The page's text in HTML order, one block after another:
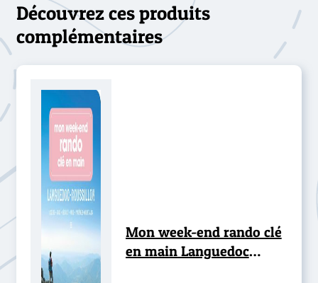
Découvrez ces produits
complémentaires
Mon week-end rando clé
en main Languedoc